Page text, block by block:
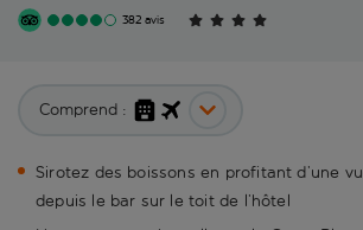
382 avis
Comprend :
Sirotez des boissons en profitant d’une
depuis le bar sur le toit de l’hôtel